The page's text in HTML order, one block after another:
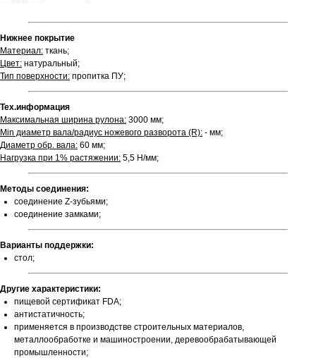
Нижнее покрытие
Материал: ткань;
Цвет: натуральный;
Тип поверхности: пропитка ПУ;
Тех.информация
Максимальная ширина рулона: 3000 мм;
Min диаметр вала/радиус ножевого разворота (R): - мм;
Диаметр обр. вала: 60 мм;
Нагрузка при 1% растяжении: 5,5 Н/мм;
Методы соединения:
соединение Z-зубьями;
соединение замками;
Варианты поддержки:
стол;
Другие характеристики:
пищевой сертификат FDA;
антистатичность;
применяется в производстве строительных материалов,
металлообработке и машиностроении, деревообрабатывающей
промышленности;